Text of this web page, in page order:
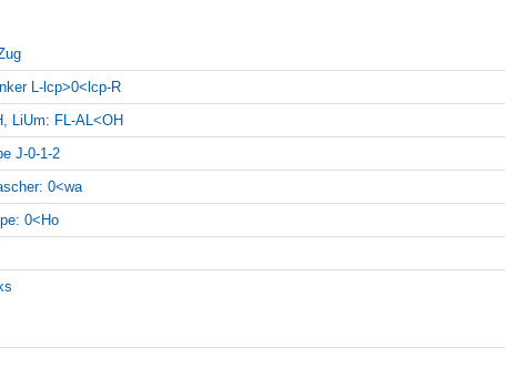
L-lcp>0<lcp-R
LiUm: FL-AL<OH
J-0-1-2
0<wa
0<Ho